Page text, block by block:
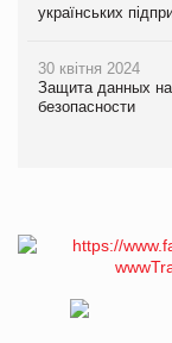
українських
30 квітня 2024
Защита данных
безопасности